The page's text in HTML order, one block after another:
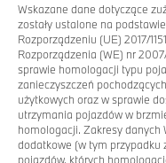
Wskazane dane dotyczące
zostały ustalone na
Rozporządzeniu (UE) 2017/
Rozporządzenia (WE) nr
sprawie homologacji typu
zanieczyszczeń
użytkowych oraz w sprawie
utrzymania pojazdów w
homologacji. Zakresy danych
dodatkowe (w tym przypadku
pojazdów, których